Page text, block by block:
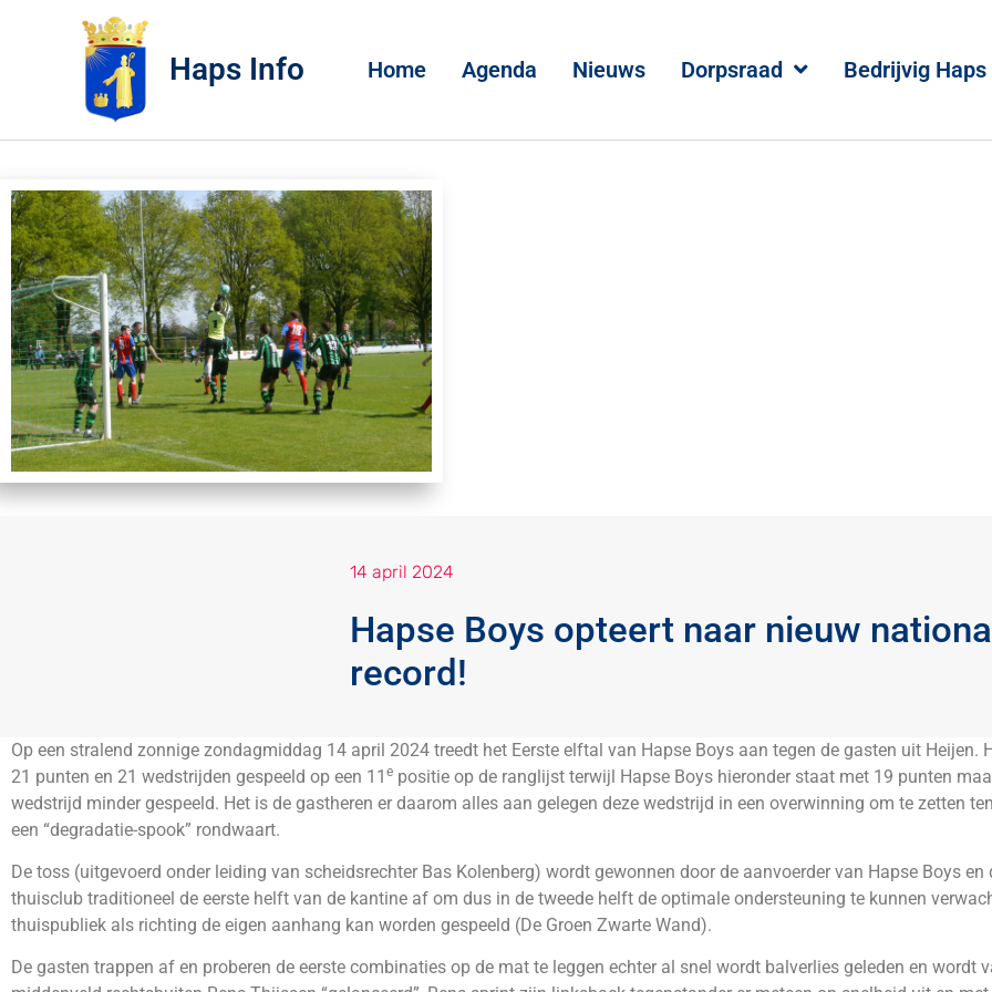
Haps Info Home Agenda Nieuws Dorpsraad Bedrijvig Haps
14 april 2024
Hapse Boys opteert naar nieuw
record!
Op een stralend zonnige zondagmiddag 14 april 2024 treedt het Eerste elftal van Hapse Boys aan tegen de gasten uit Heijen.
21 punten en 21 wedstrijden gespeeld op een 11 e positie op de ranglijst terwijl Hapse Boys hieronder staat met 19 punten
wedstrijd minder gespeeld. Het is de gastheren er daarom alles aan gelegen deze wedstrijd in een overwinning om te zetten
een “degradatie-spook” rondwaart.
De toss (uitgevoerd onder leiding van scheidsrechter Bas Kolenberg) wordt gewonnen door de aanvoerder van Hapse Boys en
thuisclub traditioneel de eerste helft van de kantine af om dus in de tweede helft de optimale ondersteuning te kunnen
thuispubliek als richting de eigen aanhang kan worden gespeeld (De Groen Zwarte Wand).
De gasten trappen af en proberen de eerste combinaties op de mat te leggen echter al snel wordt balverlies geleden en wordt